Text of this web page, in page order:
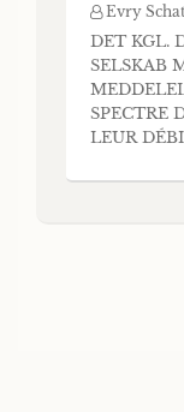
Evry
DET KGL.
SELSKAB
SPECTRE
LEUR